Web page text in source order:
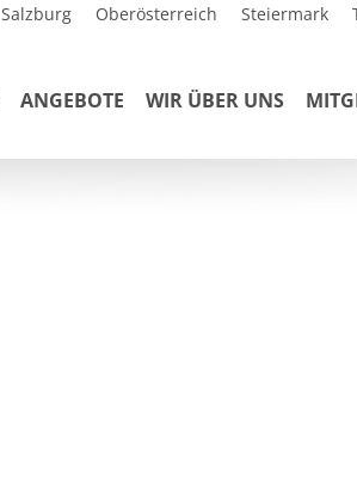
Salzburg Oberösterreich Steiermark
ANGEBOTE WIR ÜBER UNS